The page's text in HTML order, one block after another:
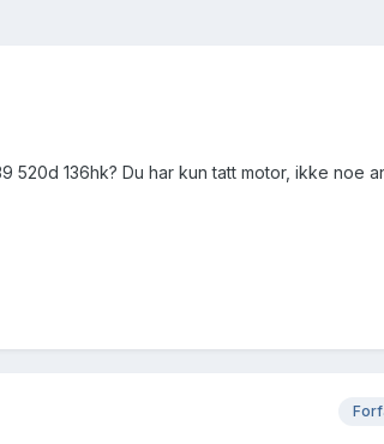
520d 136hk? Du har kun tatt motor, ikke noe